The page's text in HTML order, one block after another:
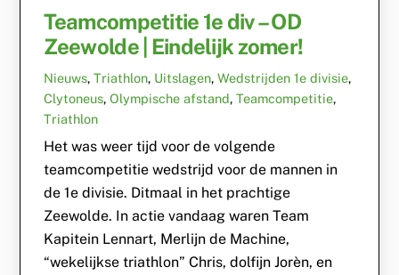
Teamcompetitie 1e div – OD
Zeewolde | Eindelijk zomer!
Nieuws, Triathlon, Uitslagen, Wedstrijden 1e divisie,
Clytoneus, Olympische afstand, Teamcompetitie,
Triathlon
Het was weer tijd voor de volgende
teamcompetitie wedstrijd voor de mannen in
de 1e divisie. Ditmaal in het prachtige
Zeewolde. In actie vandaag waren Team
Kapitein Lennart, Merlijn de Machine,
“wekelijkse triathlon” Chris, dolfijn Jorèn, en